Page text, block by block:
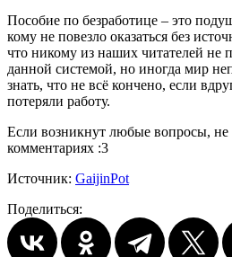
Пособие по безработице – это
кому не повезло оказаться без
что никому из наших читателей не
данной системой, но иногда мир
знать, что не всё кончено, если
потеряли работу.
Если возникнут любые вопросы, не
комментариях :3
Источник: GaijinPot
Поделиться: